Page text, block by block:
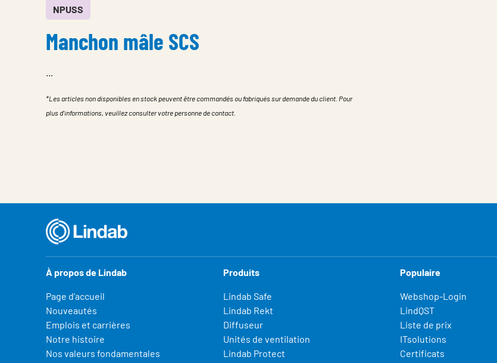
NPUSS
Manchon mâle SCS
*Les articles non disponibles en stock peuvent être commandés ou fabriqués sur demande du client. Pour
plus d'informations, veuillez consulter votre personne de contact.
À propos de Lindab
Page d'accueil
Nouveautés
Emplois et carrières
Notre histoire
Nos valeurs fondamentales
Produits
Lindab Safe
Lindab Rekt
Diffuseur
Unités de ventilation
Lindab Protect
Populaire
Webshop-Login
LindQST
Liste de prix
ITsolutions
Certificats